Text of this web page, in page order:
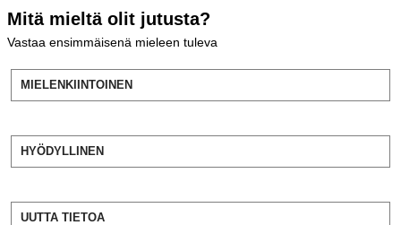
Mitä mieltä olit jutusta?
Vastaa ensimmäisenä mieleen tuleva
MIELENKIINTOINEN
HYÖDYLLINEN
UUTTA TIETOA